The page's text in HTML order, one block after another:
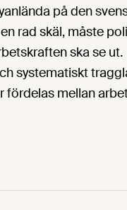
på den
rad skäl, måste
ska se ut.
systematiskt
fördelas mellan